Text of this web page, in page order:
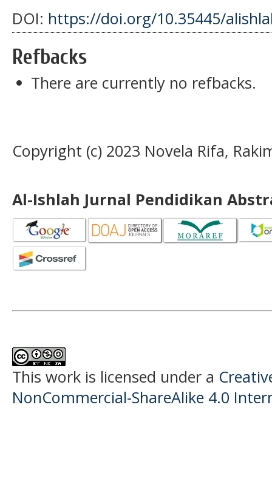
DOI: https://doi.org/10.35445/
Refbacks
There are currently no refbacks.
Copyright (c) 2023 Novela Rifa,
Al-Ishlah Jurnal Pendidikan
This work is licensed under a
NonCommercial-ShareAlike 4.0